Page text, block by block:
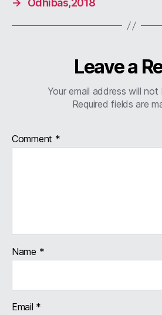
→ Odhibas,2018
Leave a
Your email address will not
Required fields are
Comment *
Name *
Email *